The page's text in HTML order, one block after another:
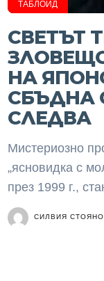
ТАБЛОИД
СВЕТЪТ
НА
СБЪДНА
СЛЕДВА
Мистериозно
„ясновидка с
през 1999 г.,
СИЛВИЯ